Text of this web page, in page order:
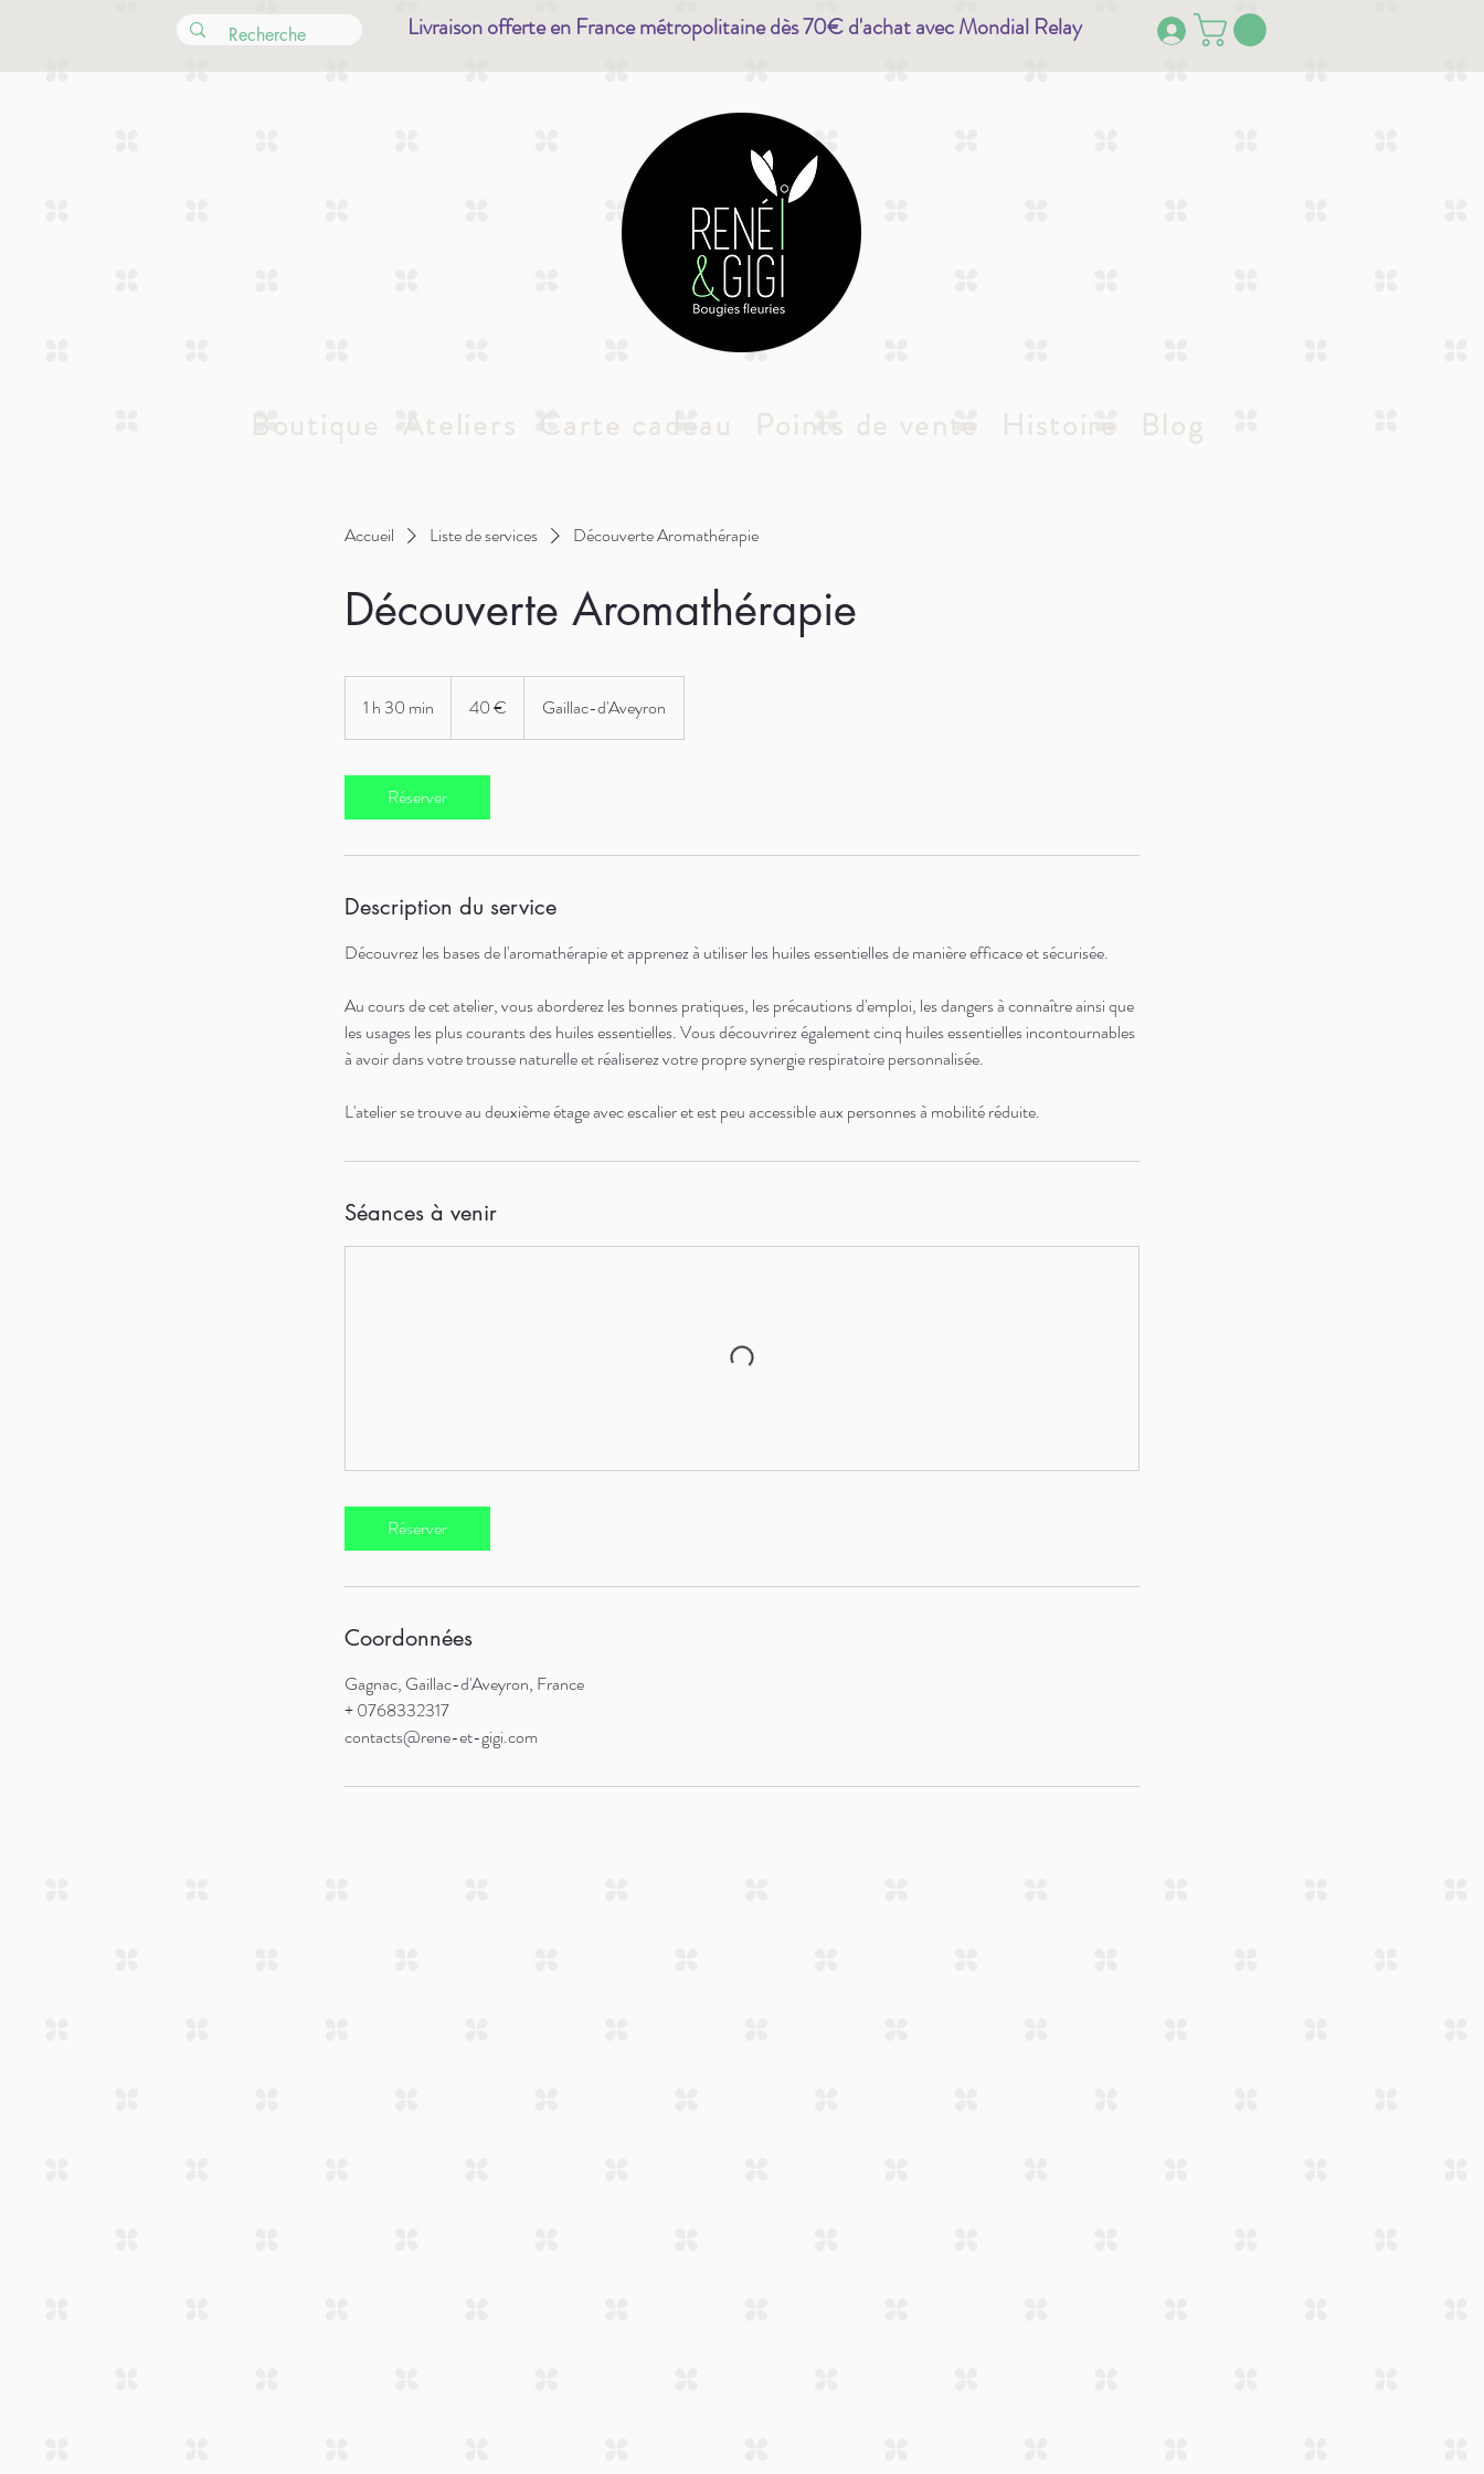
Livraison offerte en France métropolitaine dès 70€ d'achat avec Mondial Relay
Accueil Liste de services Découverte Aromathérapie
Découverte Aromathérapie
1 h 30 min
3
i
40 € Gaillac-d'Aveyron
Réserver
Description du service
Découvrez les bases de l'aromathérapie et apprenez à utiliser les huiles essentielles de manière efficace et sécurisée.
Au cours de cet atelier, vous aborderez les bonnes pratiques, les précautions d'emploi, les dangers à connaître ainsi que
les usages les plus courants des huiles essentielles. Vous découvrirez également cinq huiles essentielles incontournables
à avoir dans votre trousse naturelle et réaliserez votre propre synergie respiratoire personnalisée.
L'atelier se trouve au deuxième étage avec escalier et est peu accessible aux personnes à mobilité réduite.
Séances à venir
Réserver
Coordonnées
Gagnac, Gaillac-d'Aveyron, France
+ 0768332317
contacts@rene-et-gigi.com
Boutique Ateliers Carte cadeau Points de vente Histoire Blog